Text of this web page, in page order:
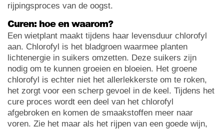
rijpingsproces van de oogst.
Curen: hoe en waarom?
Een wietplant maakt tijdens haar levensduur chlorofyl
aan. Chlorofyl is het bladgroen waarmee planten
lichtenergie in suikers omzetten. Deze suikers zijn
nodig om te kunnen groeien en bloeien. Het groene
chlorofyl is echter niet het allerlekkerste om te roken,
het zorgt voor een scherp gevoel in de keel. Tijdens het
cure proces wordt een deel van het chlorofyl
afgebroken en komen de smaakstoffen meer naar
voren. Zie het maar als het rijpen van een goede wijn,